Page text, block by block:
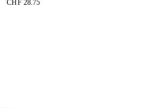
CHF 28.75